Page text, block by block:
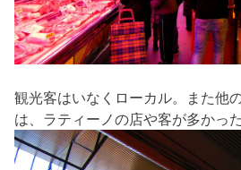
観光客はいなくローカル。また他
は、ラティーノの店や客が多かった